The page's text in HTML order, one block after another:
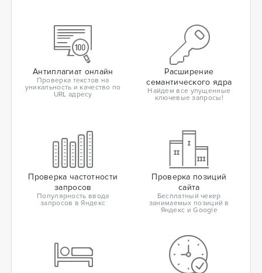
Антиплагиат онлайн
Проверка текстов на
уникальность и качество по
URL адресу
Расширение
семантического ядра
Найдем все упущенные
ключевые запросы!
Проверка частотности
запросов
Популярность ввода
запросов в Яндекс
Проверка позиций
сайта
Бесплатный чекер
занимаемых позиций в
Яндекс и Google